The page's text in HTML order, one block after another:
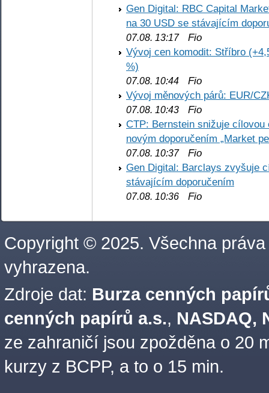
Gen Digital: RBC Capital
na 30 USD se stávajícím
07.08. 13:17Fio
Vývoj cen komodit: Stříbro
%)
07.08. 10:44 Fio
Vývoj měnových párů: EUR/
07.08. 10:43 Fio
CTP: Bernstein snižuje
novým doporučením „Market
07.08. 10:37Fio
Gen Digital: Barclays zvyšuje
stávajícím doporučením
07.08. 10:36 Fio
Copyright © 2025. Všechna práva
vyhrazena.
Zdroje dat: Burza cenných
cenných papírů a.s., NASDAQ,
ze zahraničí jsou zpožděna o 20
kurzy z BCPP, a to o 15 min.